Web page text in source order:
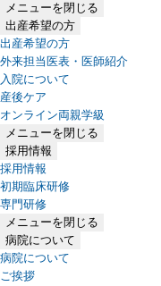
メニューを閉じる
出産希望の方
出産希望の方
外来担当医表・医師紹介
入院について
産後ケア
オンライン両親学級
メニューを閉じる
採用情報
採用情報
初期臨床研修
専門研修
メニューを閉じる
病院について
病院について
ご挨拶